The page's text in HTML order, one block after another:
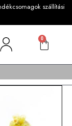
szállítási
0